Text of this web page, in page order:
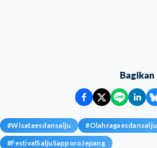
Bagikan
#Wisataesdansalju #Olahragaesdansalju
#FestivalSaljuSapporoJepang